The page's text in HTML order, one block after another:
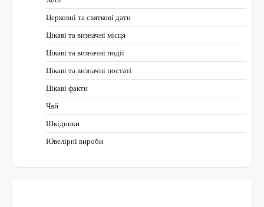
Церковні та святкові дати
Цікаві та визначні місця
Цікаві та визначні події
Цікаві та визначні постаті
Цікаві факти
Чай
Шкідники
Ювелірні вироби